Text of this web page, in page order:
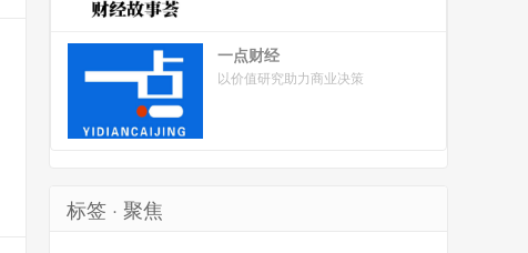
一点财经
以价值研究助力商业决策
标签 · 聚焦